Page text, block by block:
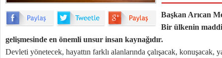
Başkan Arıcan
Bir ülkenin
gelişmesinde en önemli unsur insan kaynağıdır.
Devleti yönetecek, hayattın farklı alanlarında çalışacak, konuşacak,